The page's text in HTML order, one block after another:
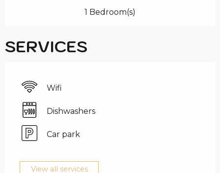
1 Bedroom(s)
SERVICES
Wifi
Dishwashers
Car park
View all services